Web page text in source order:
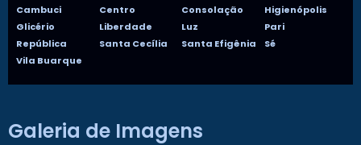
Cambuci
Centro Consolação
Higienópolis
Glicério
Liberdade Luz
Pari
República
Santa Cecília Santa Efigênia
Sé
Vila Buarque
Galeria de Imagens